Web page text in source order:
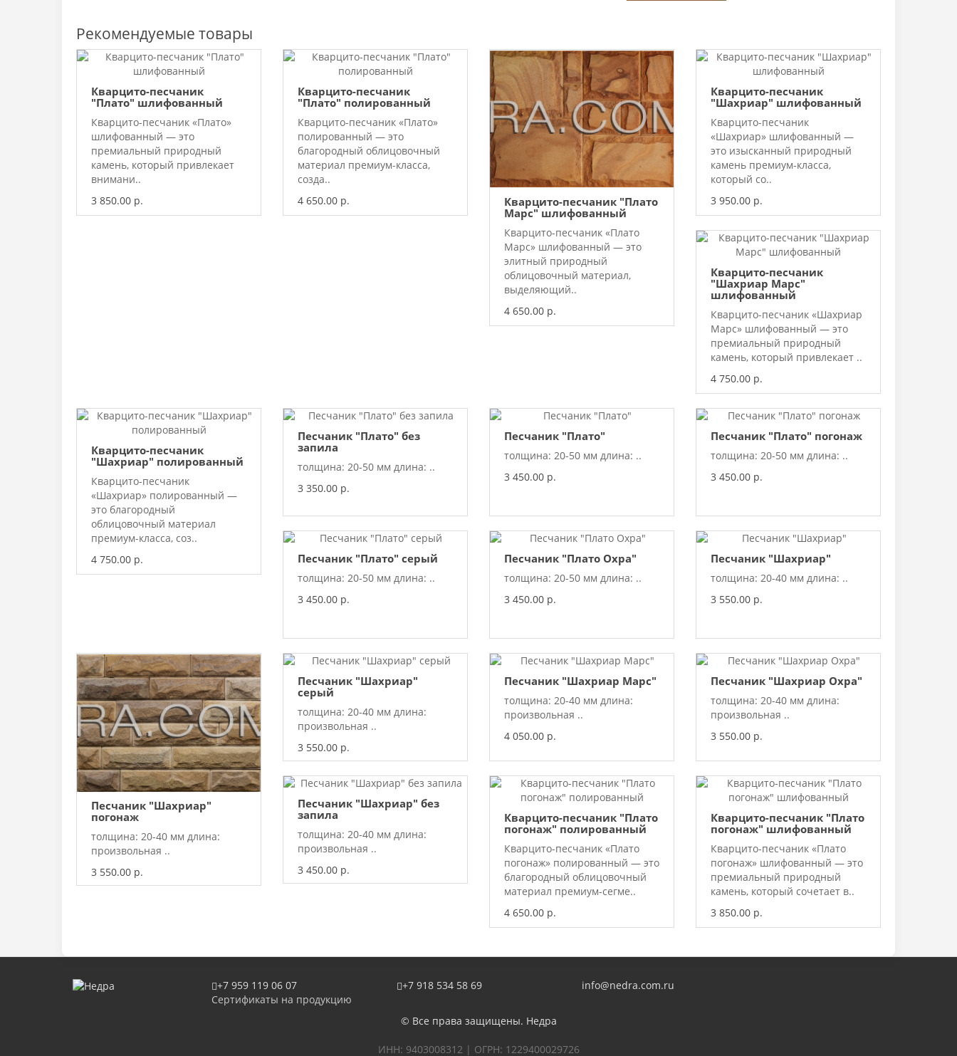
Рекомендуемые товары
Кварцито-песчаник
"Плато" шлифованный
Кварцито-песчаник «Плато»
шлифованный — это
премиальный природный
камень, который привлекает
внимани..
3 850.00 р.
Кварцито-песчаник
"Плато" полированный
Кварцито-песчаник «Плато»
полированный — это
благородный облицовочный
материал премиум-класса,
созда..
4 650.00 р.
Кварцито-песчаник "Плато
Марс" шлифованный
Кварцито-песчаник «Плато
Марс» шлифованный — это
элитный природный
облицовочный материал,
выделяющий..
4 650.00 р.
Кварцито-песчаник
"Шахриар" шлифованный
Кварцито-песчаник
«Шахриар» шлифованный —
это изысканный природный
камень премиум-класса,
который со..
3 950.00 р.
Кварцито-песчаник
"Шахриар Марс"
шлифованный
Кварцито-песчаник «Шахриар
Марс» шлифованный — это
премиальный природный
камень, который привлекает ..
4 750.00 р.
Кварцито-песчаник
"Шахриар" полированный
Кварцито-песчаник
«Шахриар» полированный —
это благородный
облицовочный материал
премиум-класса, соз..
4 750.00 р.
Песчаник "Плато" без
запила
толщина: 20-50 мм длина: ..
3 350.00 р.
Песчаник "Плато"
толщина: 20-50 мм длина: ..
3 450.00 р.
Песчаник "Плато" погонаж
толщина: 20-50 мм длина: ..
3 450.00 р.
Песчаник "Плато" серый
толщина: 20-50 мм длина: ..
3 450.00 р.
Песчаник "Плато Охра"
толщина: 20-50 мм длина: ..
3 450.00 р.
Песчаник "Шахриар"
толщина: 20-40 мм длина: ..
3 550.00 р.
Песчаник "Шахриар"
погонаж
толщина: 20-40 мм длина:
произвольная ..
3 550.00 р.
Песчаник "Шахриар"
серый
толщина: 20-40 мм длина:
произвольная ..
3 550.00 р.
Песчаник "Шахриар Марс"
толщина: 20-40 мм длина:
произвольная ..
4 050.00 р.
Песчаник "Шахриар Охра"
толщина: 20-40 мм длина:
произвольная ..
3 550.00 р.
Песчаник "Шахриар" без
запила
толщина: 20-40 мм длина:
произвольная ..
3 450.00 р.
Кварцито-песчаник "Плато
погонаж" полированный
Кварцито-песчаник «Плато
погонаж» полированный — это
благородный облицовочный
материал премиум-сегме..
4 650.00 р.
Кварцито-песчаник "Плато
погонаж" шлифованный
Кварцито-песчаник «Плато
погонаж» шлифованный — это
премиальный природный
камень, который сочетает в..
3 850.00 р.
+7 959 119 06 07 +7 918 534 58 69
info@nedra.com.ru
Сертификаты на продукцию
© Все права защищены. Недра
ИНН: 9403008312 | ОГРН: 1229400029726